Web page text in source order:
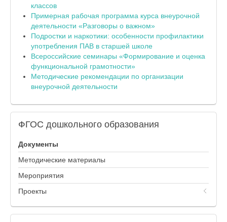
классов
Примерная рабочая программа курса внеурочной
деятельности «Разговоры о важном»
Подростки и наркотики: особенности профилактики
употребления ПАВ в старшей школе
Всероссийские семинары «Формирование и оценка
функциональной грамотности»
Методические рекомендации по организации
внеурочной деятельности
ФГОС дошкольного образования
Документы
Методические материалы
Мероприятия
Проекты